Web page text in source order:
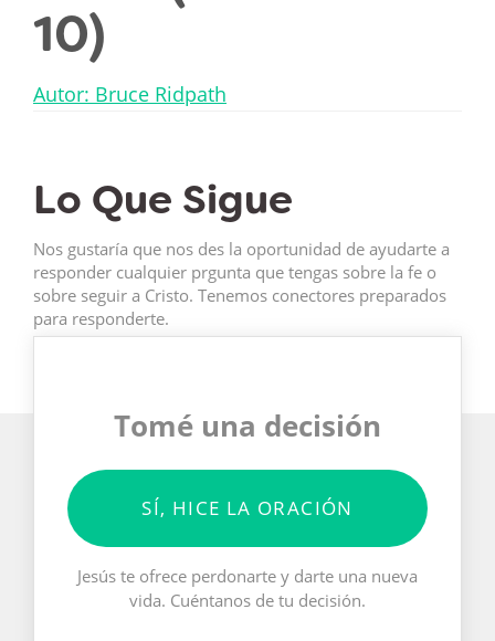
10)
Autor: Bruce Ridpath
Lo Que Sigue
Nos gustaría que nos des la oportunidad de ayudarte a
responder cualquier prgunta que tengas sobre la fe o
sobre seguir a Cristo. Tenemos conectores preparados
para responderte.
Tomé una decisión
SÍ, HICE LA ORACIÓN
Jesús te ofrece perdonarte y darte una nueva
vida. Cuéntanos de tu decisión.